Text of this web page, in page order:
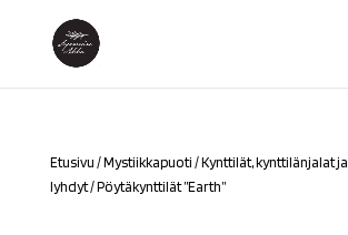
Etusivu /Mystiikkapuoti /Kynttilät, kynttilänjalat ja
lyhdyt/ Pöytäkynttilät ”Earth”